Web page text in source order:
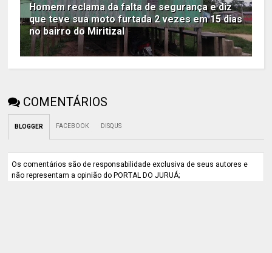
Homem reclama da falta de segurança e diz
que teve sua moto furtada 2 vezes em 15 dias
no bairro do Miritizal
COMENTÁRIOS
BLOGGER FACEBOOK DISQUS
Os comentários são de responsabilidade exclusiva de seus autores e
não representam a opinião do PORTAL DO JURUÁ;